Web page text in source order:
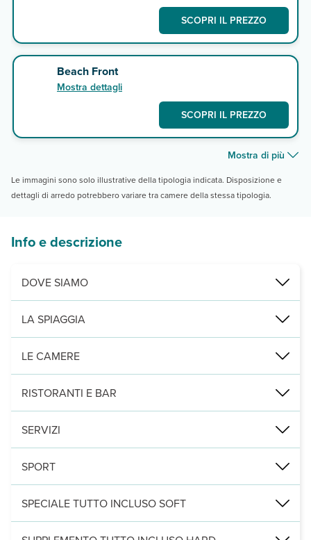
SCOPRI IL PREZZO
Beach Front
Mostra dettagli
SCOPRI IL PREZZO
Mostra di più
Le immagini sono solo illustrative della tipologia indicata. Disposizione e
dettagli di arredo potrebbero variare tra camere della stessa tipologia.
Info e descrizione
DOVE SIAMO
tra Pwani Mchangani e Kiwengwa, direttamente sulla spiaggia, a
LA SPIAGGIA
spiaggia di finissima sabbia bianca, con lettini e teli mare a
LE CAMERE
52 camere disposte su 2 piani, ampie e arredate con gusto e
RISTORANTI E BAR
un ristorante principale a buffet con terrazza panoramica sul
SERVIZI
una piscina a sfioro con ombrelloni, lettini e teli mare a
SPORT
palestra, acquagym, beach volley, bocce, ping pong, freccette.
SPECIALE TUTTO INCLUSO SOFT
- colazione, pranzo e cena a buffet presso il ristorante